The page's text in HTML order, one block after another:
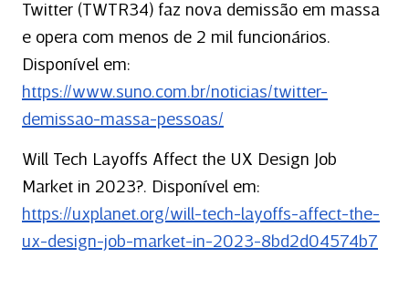
Twitter (TWTR34) faz nova demissão em massa
e opera com menos de 2 mil funcionários.
Disponível em:
https://www.suno.com.br/noticias/twitter-
demissao-massa-pessoas/
Will Tech Layoffs Affect the UX Design Job
Market in 2023?. Disponível em:
https://uxplanet.org/will-tech-layoffs-affect-the-
ux-design-job-market-in-2023-8bd2d04574b7